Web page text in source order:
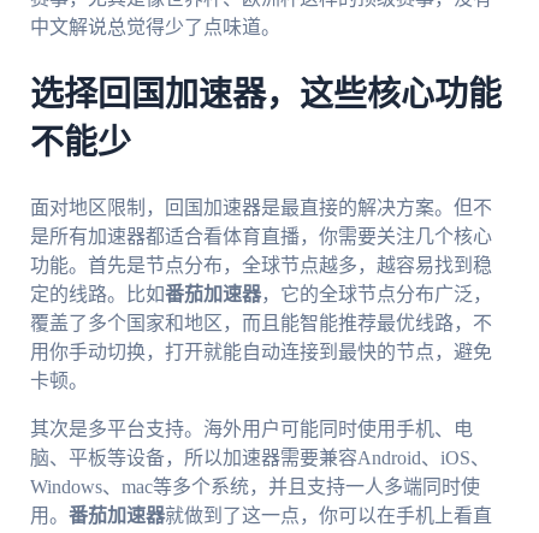
中文解说总觉得少了点味道。
选择回国加速器，这些核心功能
不能少
面对地区限制，回国加速器是最直接的解决方案。但不
是所有加速器都适合看体育直播，你需要关注几个核心
功能。首先是节点分布，全球节点越多，越容易找到稳
定的线路。比如番茄加速器，它的全球节点分布广泛，
覆盖了多个国家和地区，而且能智能推荐最优线路，不
用你手动切换，打开就能自动连接到最快的节点，避免
卡顿。
其次是多平台支持。海外用户可能同时使用手机、电
脑、平板等设备，所以加速器需要兼容Android、iOS、
Windows、mac等多个系统，并且支持一人多端同时使
用。 番茄加速器就做到了这一点，你可以在手机上看直